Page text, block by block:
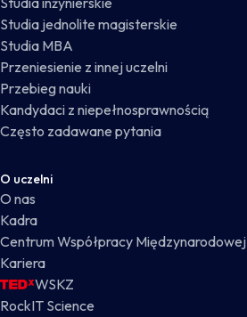
Studia jednolite magisterskie
Studia MBA
Przeniesienie z innej uczelni
Przebieg nauki
Kandydaci z niepełnosprawnością
Często zadawane pytania
O uczelni
O nas
Kadra
Centrum Współpracy Międzynarodowej
Kariera
WSKZ
RockIT Science